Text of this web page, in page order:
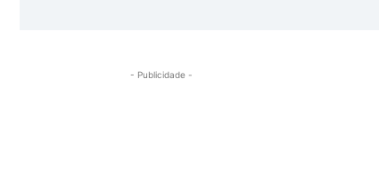
- Publicidade -